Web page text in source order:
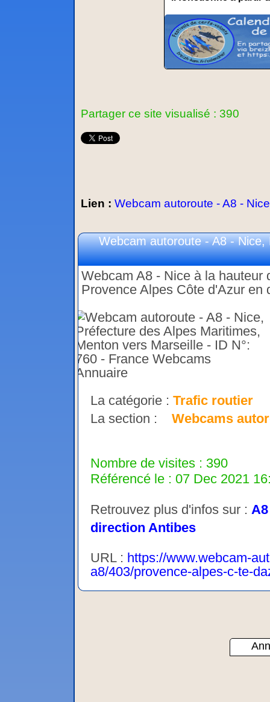
Partager ce site visualisé : 390
Lien : Webcam autoroute - A8 -
Webcam autoroute - A8 -
Webcam A8 - Nice à la hauteur
Provence Alpes Côte d'Azur en
La catégorie : Trafic routier
La section : Webcams
Nombre de visites : 390
Référencé le : 07 Dec 2021
Retrouvez plus d'infos sur :
direction Antibes
URL : https://www.webcam-
a8/403/provence-alpes-c-te-